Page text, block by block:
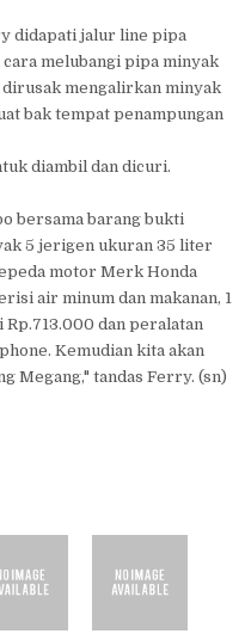
didapati jalur line pipa
melubangi pipa minyak
mengalirkan minyak
bak tempat penampungan
diambil dan dicuri.
bersama barang bukti
5 jerigen ukuran 35 liter
motor Merk Honda
air minum dan makanan, 1
dan peralatan
Kemudian kita akan
Megang," tandas Ferry. (sn)